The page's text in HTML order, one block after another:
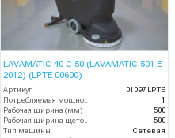
LAVAMATIC 40 C 50 (LAVAMATIC 501 E
2012) (LPTE 00600)
Артикул
01097 LPTE
1
Рабочая ширина (мм)
500
500
Тип машины
Сетевая